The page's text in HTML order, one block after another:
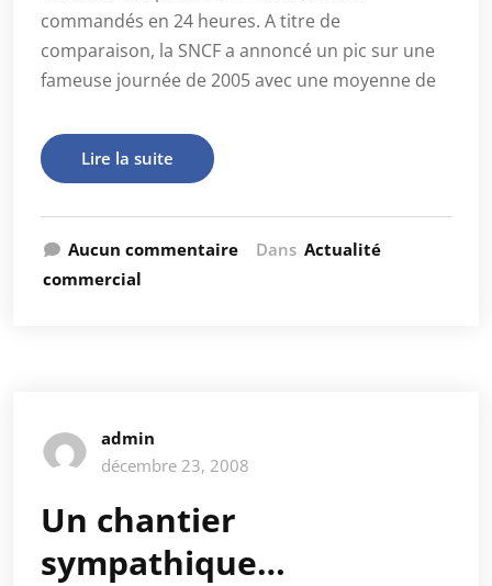
commandés en 24 heures. A titre de
comparaison, la SNCF a annoncé un pic sur une
fameuse journée de 2005 avec une moyenne de
Lire la suite
Aucun commentaire Dans Actualité
commercial
admin
décembre 23, 2008
Un chantier
sympathique…